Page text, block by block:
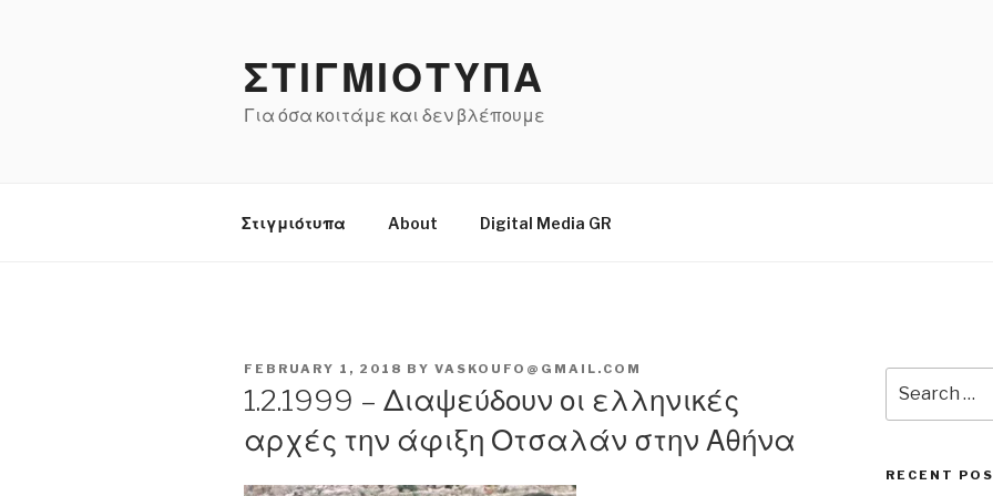
ΣΤΙΓΜΙΟΤΥΠΑ
Για όσα κοιτάμε και δεν βλέπουμε
Στιγμιότυπα About Digital Media GR
POSTED
FEBRUARY 1, 2018 BY VASKOUFO@GMAIL.COM
1.2.1999 – Διαψεύδουν οι ελληνικές
αρχές την άφιξη Οτσαλάν στην Αθήνα
for:
RECENT